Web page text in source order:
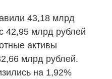
43,18 млрд
42,95 млрд рублей
активы
млрд рублей.
на 1,92%